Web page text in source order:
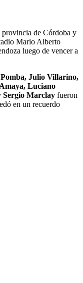
provincia de Córdoba y
Mario Alberto
luego de vencer a
Julio Villarino,
Luciano
Sergio Marclay fueron
en un recuerdo